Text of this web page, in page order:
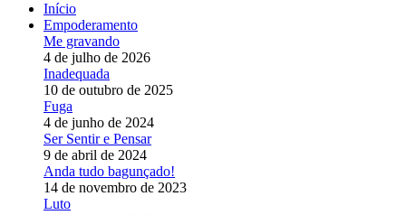
Início
Empoderamento
Me gravando
4 de julho de 2026
Inadequada
10 de outubro de 2025
Fuga
4 de junho de 2024
Ser Sentir e Pensar
9 de abril de 2024
Anda tudo bagunçado!
14 de novembro de 2023
Luto